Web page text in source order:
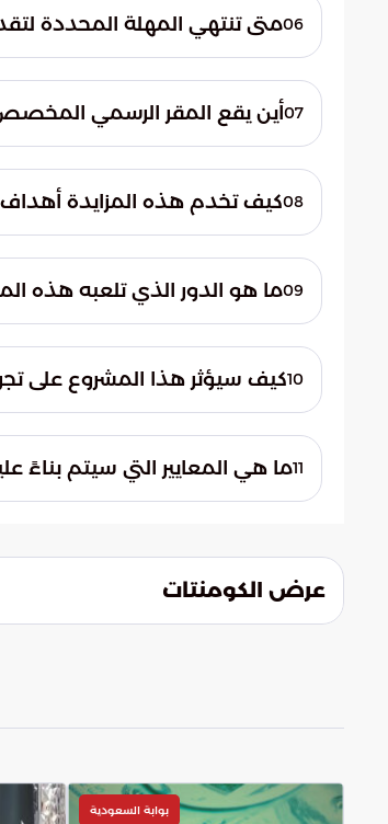
اشترطت الهيئة تسليم العروض
في عملية التنافس بين المتقدمين.
06متى تنتهي المهلة المحددة
العطاءات. وسيتم فتح المظاريف
المختصة لتقييم الملفات الفنية
07أين يقع المقر الرسمي
ويجب على المتقدمين التوجه إلى
لتقديم ملفاتهم الاستثمارية
08كيف تخدم هذه المزايدة أهداف
رؤية 2030. كما تدعم
المستغلة، وتحويل الموانئ من
09ما هو الدور الذي تلعبه هذه
عالية. هذا التوجه يدعم ريادة
الموانئ السعودية التي تمر
10كيف سيؤثر هذا المشروع على
متنوعة تضمن راحة المسافرين.
اليومية ويجعل من فترات انتظار
11ما هي المعايير التي سيتم بناءً
التطويرية وتقديم خدمات
عرض الكومنتات
بوابة السعودية